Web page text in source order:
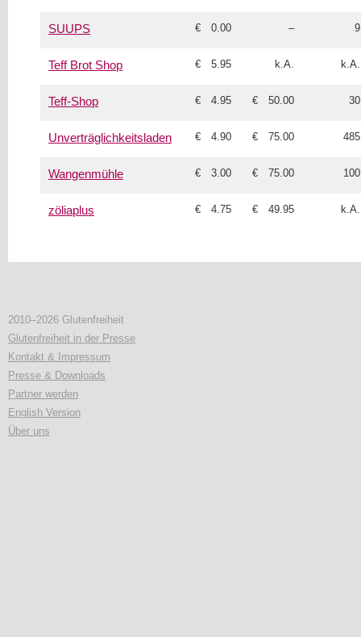
SUUPS € 0.00 – 9
Teff Brot Shop € 5.95 k.A. k.A.
Teff-Shop € 4.95 € 50.00 30
Unverträglichkeitsladen € 4.90 € 75.00 485
Wangenmühle € 3.00 € 75.00 100
zöliaplus € 4.75 € 49.95 k.A.
2010–2026 Glutenfreiheit
Glutenfreiheit in der Presse
Kontakt & Impressum
Presse & Downloads
Partner werden
English Version
Über uns